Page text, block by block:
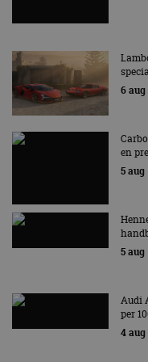
6 aug
en
5 aug
5 aug
Audi
per
4 aug
strikt
Naam
cf_clearance